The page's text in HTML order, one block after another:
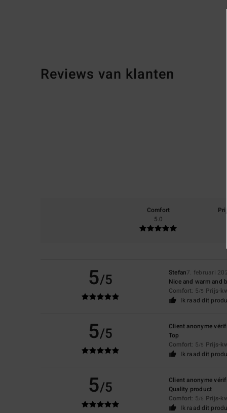
Reviews van klanten
Comfort
5.0
5/5 Stefan7. februari
Nice and warm and
Comfort: 5/5 Prijs-
Ik raad dit
5/5 Client anonyme
Top
Comfort: 5/5 Prijs-
Ik raad dit
5/5 Client anonyme
Quality product
Comfort: 5/5 Prijs-
Ik raad dit